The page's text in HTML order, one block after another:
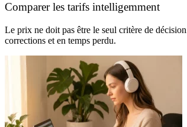
Comparer les tarifs intelligemment
Le prix ne doit pas être le seul critère de
corrections et en temps perdu.